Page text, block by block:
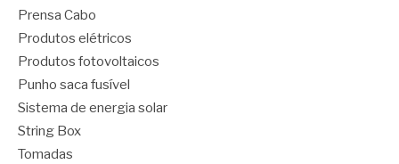
Prensa Cabo
Produtos elétricos
Produtos fotovoltaicos
Punho saca fusível
Sistema de energia solar
String Box
Tomadas